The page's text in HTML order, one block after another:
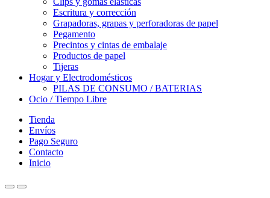
Escritura y corrección
Grapadoras, grapas y perforadoras de papel
Pegamento
Precintos y cintas de embalaje
Productos de papel
Tijeras
Hogar y Electrodomésticos
PILAS DE CONSUMO / BATERIAS
Ocio / Tiempo Libre
Tienda
Envíos
Pago Seguro
Contacto
Inicio